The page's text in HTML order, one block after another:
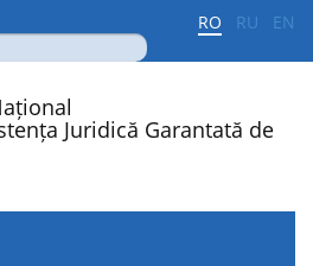
RO RU EN
Juridică Garantată de